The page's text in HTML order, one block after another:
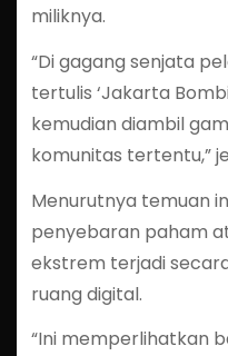
miliknya.
“Di gagang senjata
tertulis ‘Jakarta
kemudian diambil
komunitas tertentu,”
Menurutnya temuan
penyebaran paham
ekstrem terjadi
ruang digital.
“Ini memperlihatkan